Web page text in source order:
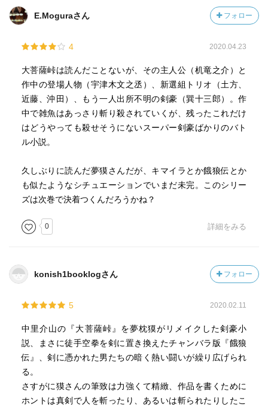
E.Moguraさん フォロー
4 2020.04.23
大菩薩峠は読んだことないが、その主人公（机竜之介）と
作中の登場人物（宇津木文之丞）、新選組トリオ（土方、
近藤、沖田）、もう一人出所不明の剣豪（巽十三郎）。作
中で雑魚はあっさり斬り殺されていくが、残ったこれだけ
はどうやっても殺せそうにないスーパー剣豪ばかりのバト
ル小説。
久しぶりに読んだ夢獏さんだが、キマイラとか餓狼伝とか
も似たようなシチュエーションでいまだ未完。このシリー
ズは次巻で決着つくんだろうかね？
0 詳細をみる
konish1booklogさん フォロー
5 2020.02.11
中里介山の『大菩薩峠』を夢枕獏がリメイクした剣豪小
説、まさに徒手空拳を剣に置き換えたチャンバラ版『餓狼
伝』、剣に憑かれた男たちの暗く熱い闘いが繰り広げられ
る。
さすがに獏さんの筆致は力強くて精緻、作品を書くために
ホントは真剣で人を斬ったり、あるいは斬られたりしたこ